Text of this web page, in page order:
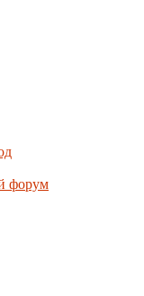
форум